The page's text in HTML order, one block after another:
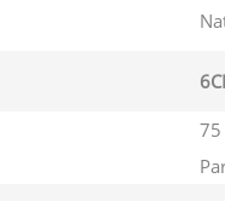
75